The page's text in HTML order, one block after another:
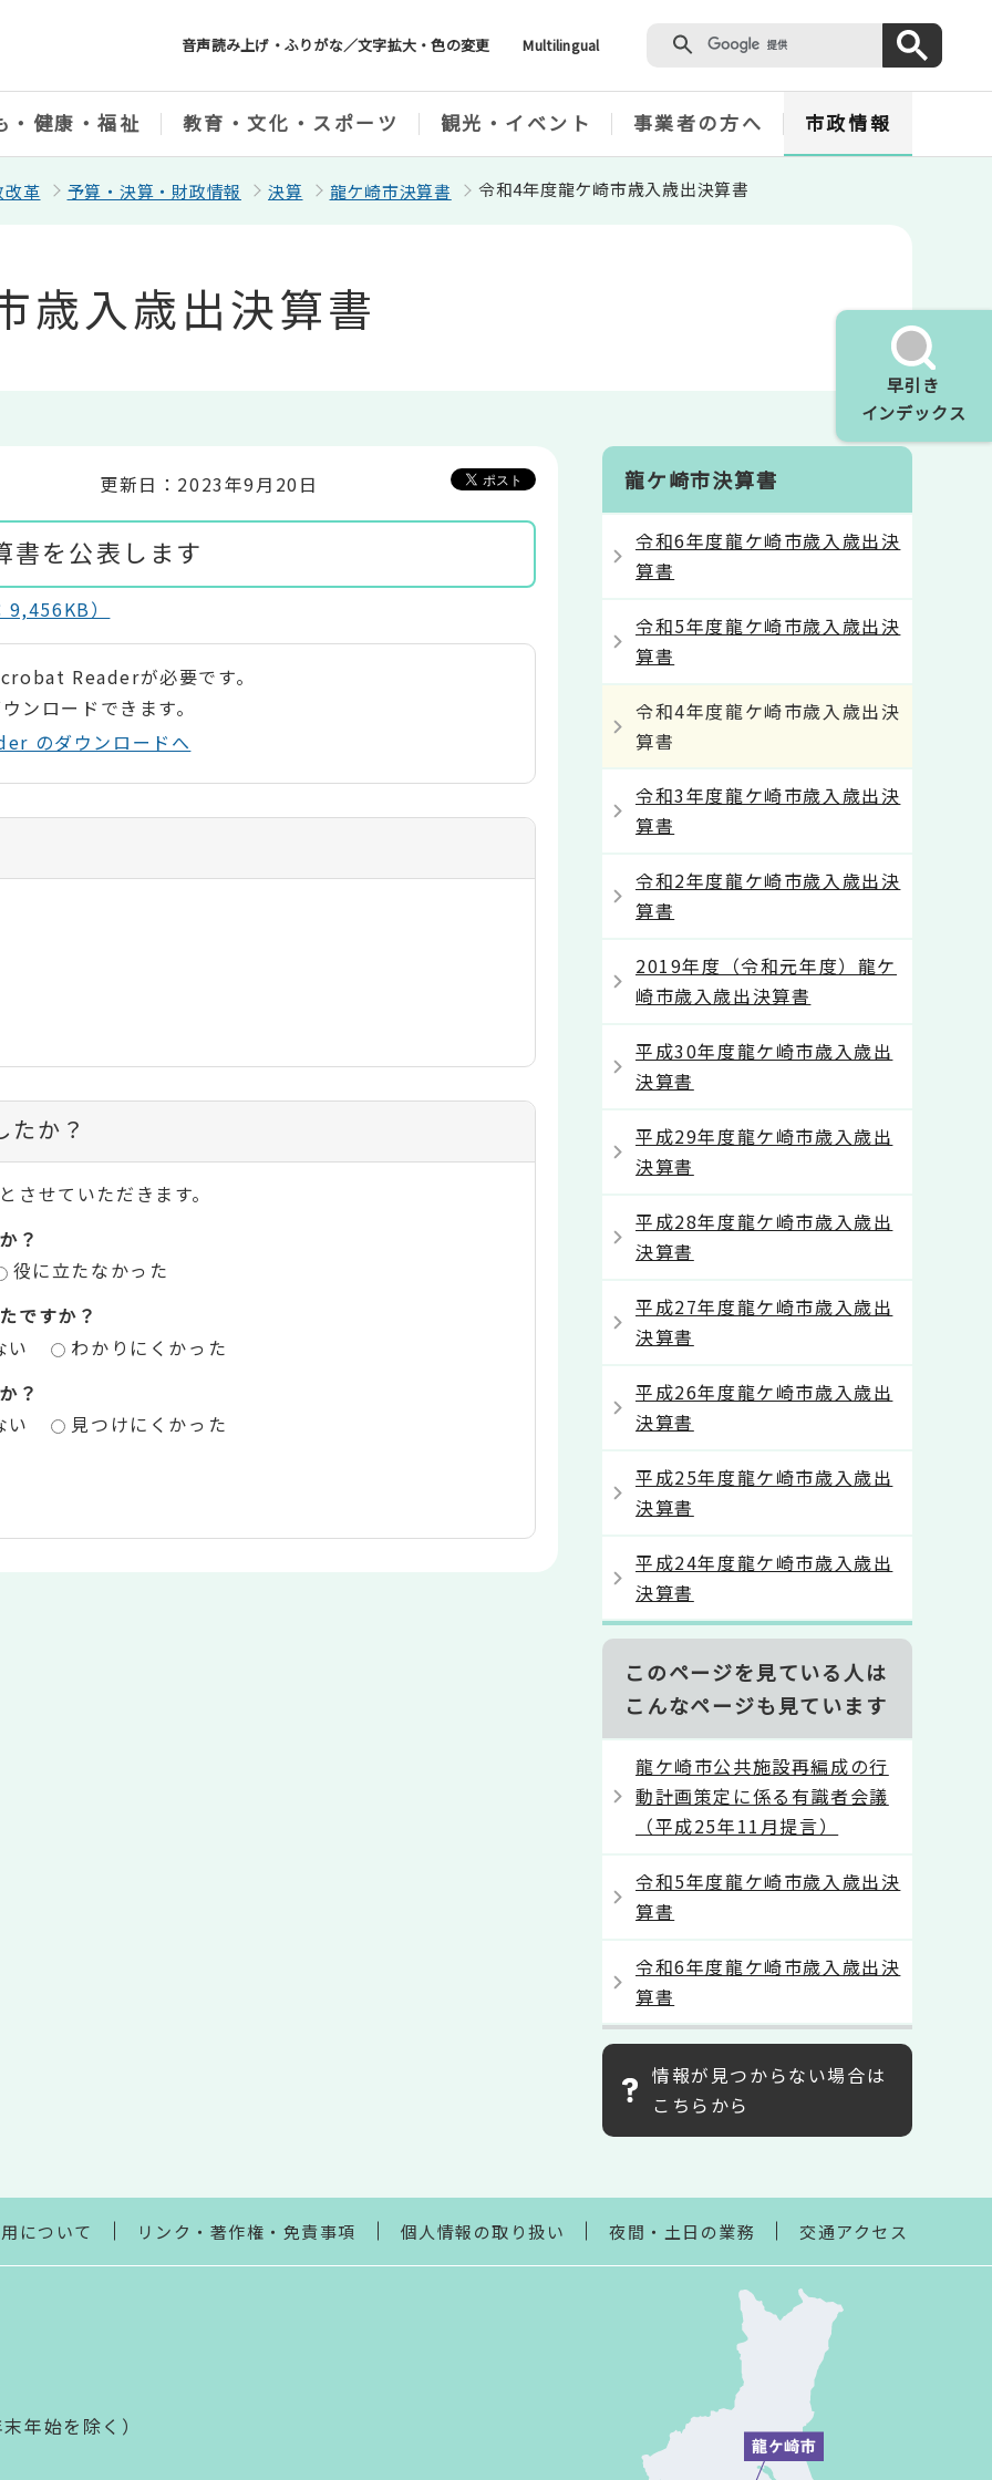
音声読み上げ・ふりがな／文字拡大・色の変更 Multilingual
早引き
インデックス
・健康・福祉 教育・文化・スポーツ 観光・イベント 事業者の方へ 市政情報
改革 予算・決算・財政情報 決算 龍ケ崎市決算書 令和4年度龍ケ崎市歳入歳出決算書
歳入歳出決算書
更新日：2023年9月20日
書を公表します
）
Readerが必要です。
ンロードできます。
のダウンロードへ
たか？
せていただきます。
？
役に立たなかった
ですか？
い
わかりにくかった
？
い 見つけにくかった
龍ケ崎市決算書
令和6年度龍ケ崎市歳入歳出決
算書
令和5年度龍ケ崎市歳入歳出決
算書
令和4年度龍ケ崎市歳入歳出決
算書
令和3年度龍ケ崎市歳入歳出決
算書
令和2年度龍ケ崎市歳入歳出決
算書
2019年度（令和元年度）龍ケ
崎市歳入歳出決算書
平成30年度龍ケ崎市歳入歳出
決算書
平成29年度龍ケ崎市歳入歳出
決算書
平成28年度龍ケ崎市歳入歳出
決算書
平成27年度龍ケ崎市歳入歳出
決算書
平成26年度龍ケ崎市歳入歳出
決算書
平成25年度龍ケ崎市歳入歳出
決算書
平成24年度龍ケ崎市歳入歳出
決算書
このページを見ている人は
こんなページも見ています
龍ケ崎市公共施設再編成の行
動計画策定に係る有識者会議
（平成25年11月提言）
令和5年度龍ケ崎市歳入歳出決
算書
令和6年度龍ケ崎市歳入歳出決
算書
情報が見つからない場合は
こちらから
について リンク・著作権・免責事項 個人情報の取り扱い 夜間・土日の業務 交通アクセス
年始を除く）